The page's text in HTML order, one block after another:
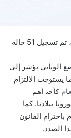
سجلت وزارة الصحة أنه بتاريخ 27 مارس 2020، تم تسجيل 51 حالة
الوبائي يؤشر إلى
يستوجب الالتزام
كأحد أهم
ببلادنا. كما
باحترام القانون
الصدد.